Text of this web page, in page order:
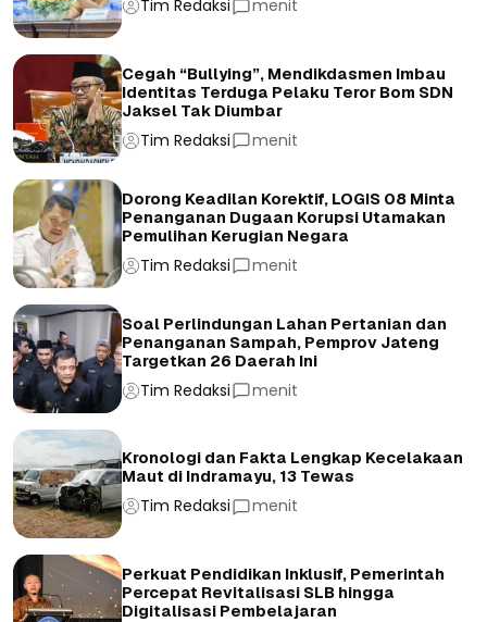
Tim Redaksi menit
Cegah “Bullying”, Mendikdasmen Imbau
Identitas Terduga Pelaku Teror Bom SDN
Jaksel Tak Diumbar
Tim Redaksi menit
Dorong Keadilan Korektif, LOGIS 08 Minta
Penanganan Dugaan Korupsi Utamakan
Pemulihan Kerugian Negara
Tim Redaksi menit
Soal Perlindungan Lahan Pertanian dan
Penanganan Sampah, Pemprov Jateng
Targetkan 26 Daerah Ini
Tim Redaksi menit
Kronologi dan Fakta Lengkap Kecelakaan
Maut di Indramayu, 13 Tewas
Tim Redaksi menit
Perkuat Pendidikan Inklusif, Pemerintah
Percepat Revitalisasi SLB hingga
Digitalisasi Pembelajaran